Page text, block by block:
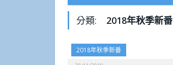
分類: 2018年秋季新番
2018年秋季新番